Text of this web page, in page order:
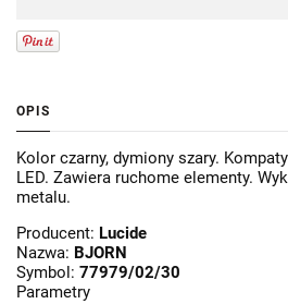
OPIS
Kolor czarny, dymiony szary.
LED. Zawiera ruchome elementy.
metalu.
Producent: Lucide
Nazwa: BJORN
Symbol: 77979/02/30
Parametry